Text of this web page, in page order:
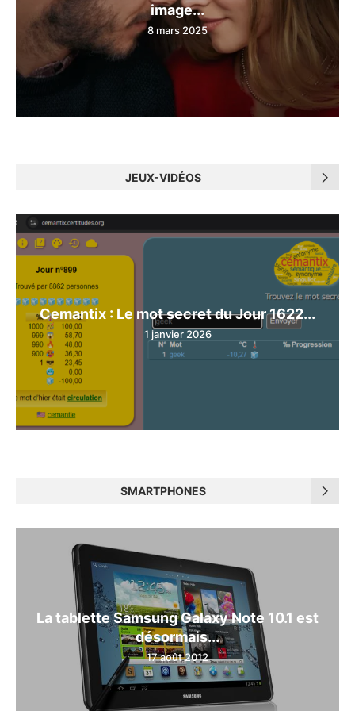
image...
8 mars 2025
JEUX-VIDÉOS
Cemantix : Le mot secret du Jour 1622...
1 janvier 2026
SMARTPHONES
La tablette Samsung Galaxy Note 10.1 est
désormais...
17 août 2012